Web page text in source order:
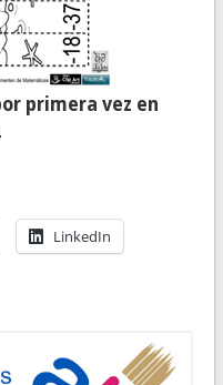
primera vez en
LinkedIn